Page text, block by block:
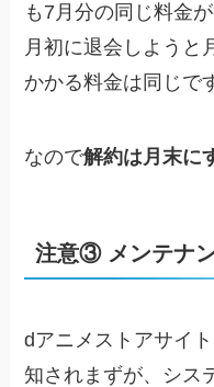
も7月分の同じ料金
月初に退会しようと
かかる料金は同じで
なので解約は月末に
注意③ メンテナ
dアニメストアサイ
知されまずが、シス